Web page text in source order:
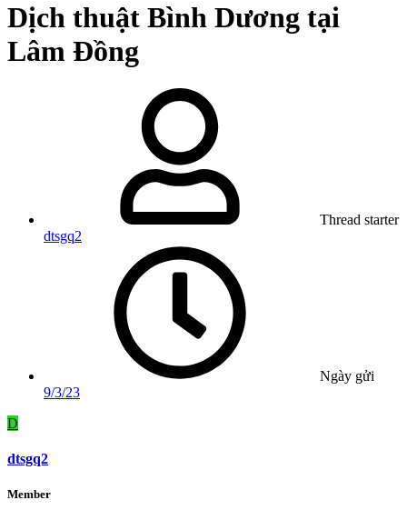
Dịch thuật Bình Dương tại
Lâm Đồng
Thread starter
dtsgq2
Ngày gửi
9/3/23
D
dtsgq2
Member